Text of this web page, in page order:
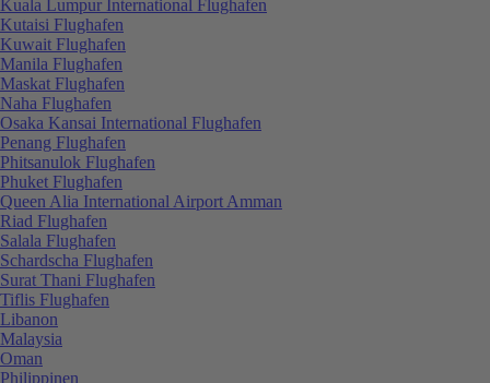
Kuala Lumpur International Flughafen
Kutaisi Flughafen
Kuwait Flughafen
Manila Flughafen
Maskat Flughafen
Naha Flughafen
Osaka Kansai International Flughafen
Penang Flughafen
Phitsanulok Flughafen
Phuket Flughafen
Queen Alia International Airport Amman
Riad Flughafen
Salala Flughafen
Schardscha Flughafen
Surat Thani Flughafen
Tiflis Flughafen
Libanon
Malaysia
Oman
Philippinen